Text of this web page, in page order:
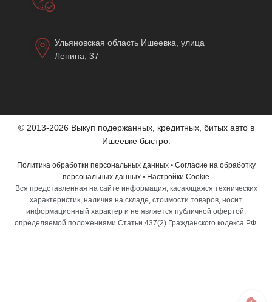
Ульяновская область Ишеевка, улица
Ленина, 37
© 2013-2026 Выкуп подержанных, кредитных, битых авто в
Ишеевке быстро.
Политика обработки персональных данных• Согласие на обработку
персональных данных • Настройки Cookie
Вся представленная на сайте информация, касающаяся технических
характеристик, наличия на складе, стоимости товаров, носит
информационный характер и не является публичной офертой,
определяемой положениями Статьи 437(2) Гражданского кодекса РФ.